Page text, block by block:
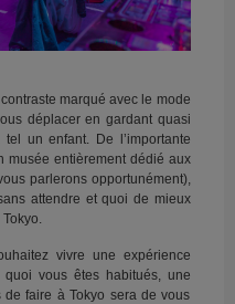
marqué avec le mode
déplacer en gardant quasi
un enfant. De l’importante
musée entièrement dédié aux
parlerons opportunément),
attendre et quoi de mieux
vivre une expérience
vous êtes habitués, une
faire à Tokyo sera de vous